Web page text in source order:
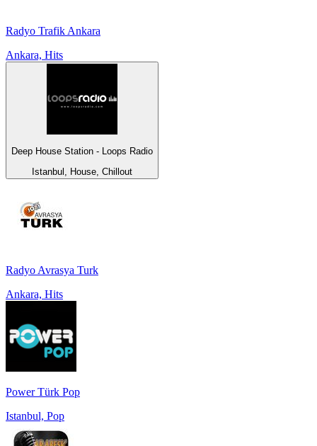
Radyo Trafik Ankara
Ankara, Hits
Deep House Station - Loops Radio
Istanbul, House, Chillout
Radyo Avrasya Turk
Ankara, Hits
Power Türk Pop
Istanbul, Pop